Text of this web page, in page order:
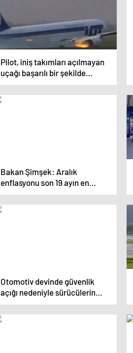
Pilot, iniş takımları açılmayan
uçağı başarılı bir şekilde
indirmeyi başardı
Bakan Şimşek: Aralık
enflasyonu son 19 ayın en
düşüğü
Otomotiv devinde güvenlik
açığı nedeniyle sürücülerin
verileri ifşa oldu